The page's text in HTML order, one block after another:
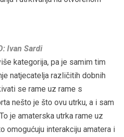
Ivan Sardi
kategorija, pa je samim tim
natjecatelja različitih dobnih
se rame uz rame s
nešto je što ovu utrku, a i sam
je amaterska utrka rame uz
omogućuju interakciju amatera i